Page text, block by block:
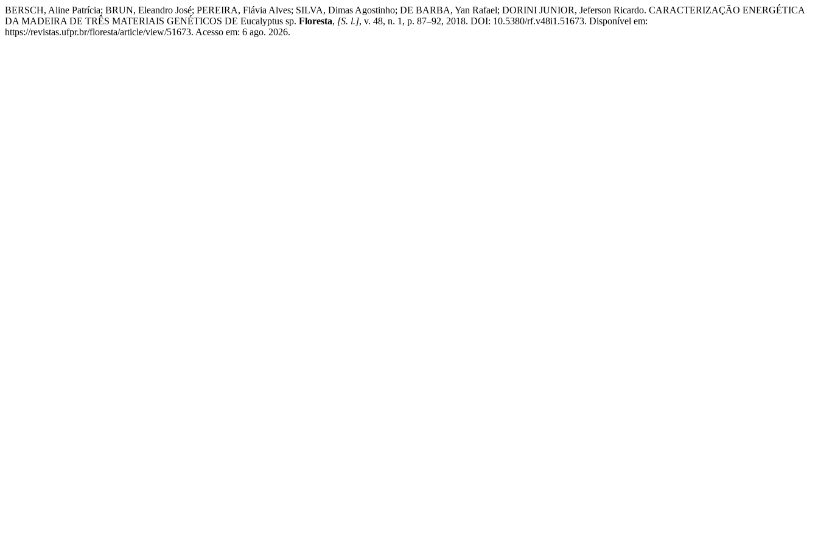
BERSCH, Aline Patrícia; BRUN, Eleandro José; PEREIRA, Flávia Alves; SILVA, Dimas Agostinho; DE BARBA, Yan Rafael; DORINI JUNIOR, Jeferson Ricardo. CARACTERIZAÇÃO ENERGÉTICA
DA MADEIRA DE TRÊS MATERIAIS GENÉTICOS DE Eucalyptus sp. Floresta, [S. l.], v. 48, n. 1, p. 87–92, 2018. DOI: 10.5380/rf.v48i1.51673. Disponível em:
https://revistas.ufpr.br/floresta/article/view/51673. Acesso em: 6 ago. 2026.